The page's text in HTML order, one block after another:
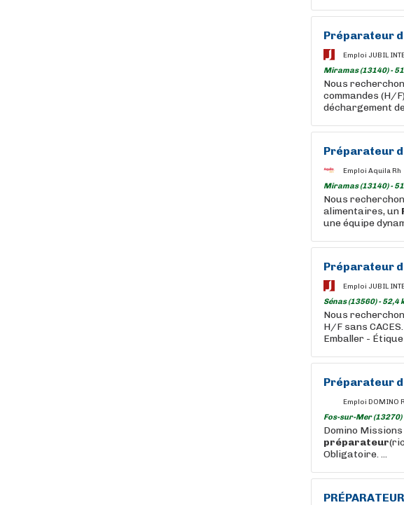
Préparateur
Emploi JUBIL
Miramas (13140) -
Nous
commandes (H/
déchargement
Préparateur
Emploi Aquila Rh
Miramas (13140) -
Nous
alimentaires, un
une équipe
Préparateur
Emploi JUBIL
Sénas (13560) - 52,4
Nous
H/F sans
Emballer -
Préparateur
Emploi DOMINO
Fos-sur-Mer (13270)
Domino
préparateur
Obligatoire. ...
PRÉPARATEUR